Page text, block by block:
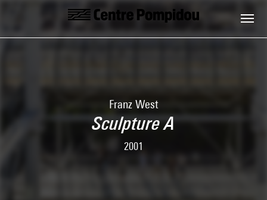
Skip to main content
Centre Pompidou
Franz West
Sculpture A
2001